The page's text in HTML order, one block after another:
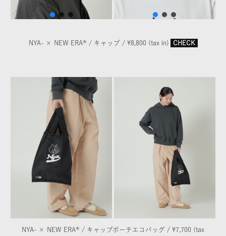
NYA- × NEW ERA® / キャップ / ¥8,800 (tax in) CHECK
NYA- × NEW ERA® / キャップポーチエコバッグ / ¥7,700 (tax